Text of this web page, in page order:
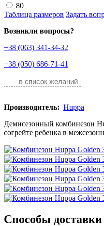
80
Таблица размеров Задать
Возникли вопросы?
+38 (063) 341-34-32
+38 (050) 686-71-41
в список желаний
Производитель: Huppa
Демисезонный комбинезон
cогрейте ребенка в
Способы доставки